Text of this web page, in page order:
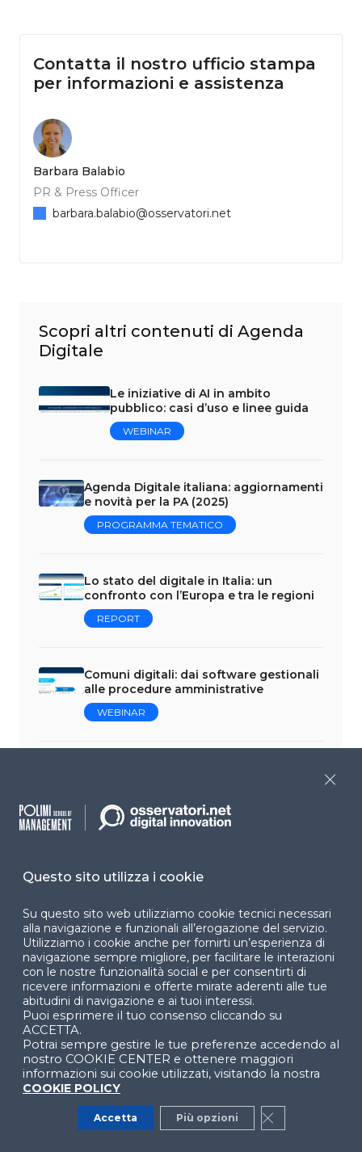
Contatta il nostro ufficio stampa
per informazioni e assistenza
Barbara Balabio
PR & Press Officer
barbara.balabio@osservatori.net
Scopri altri contenuti di Agenda
Digitale
Le iniziative di AI in ambito
pubblico: casi d’uso e linee guida
WEBINAR
Agenda Digitale italiana: aggiornamenti
e novità per la PA (2025)
PROGRAMMA TEMATICO
Lo stato del digitale in Italia: un
confronto con l’Europa e tra le regioni
REPORT
Comuni digitali: dai software gestionali
alle procedure amministrative
WEBINAR
WEBINAR
Innovazione nella PA: AI, citizen
PROGRAMMA TEMATICO
Public procurement e mercato del
digitale dopo il PNRR
WEBINAR
Digitalizzazione dei Comuni: come
misurare il progresso
WEBINAR
Questo sito utilizza i cookie
Su questo sito web utilizziamo cookie tecnici necessari
alla navigazione e funzionali all’erogazione del servizio.
Utilizziamo i cookie anche per fornirti un’esperienza di
navigazione sempre migliore, per facilitare le interazioni
con le nostre funzionalità social e per consentirti di
ricevere informazioni e offerte mirate aderenti alle tue
abitudini di navigazione e ai tuoi interessi.
Puoi esprimere il tuo consenso cliccando su
ACCETTA.
Potrai sempre gestire le tue preferenze accedendo al
nostro COOKIE CENTER e ottenere maggiori
informazioni sui cookie utilizzati, visitando la nostra
COOKIE POLICY
Accetta Più opzioni Close GDPR